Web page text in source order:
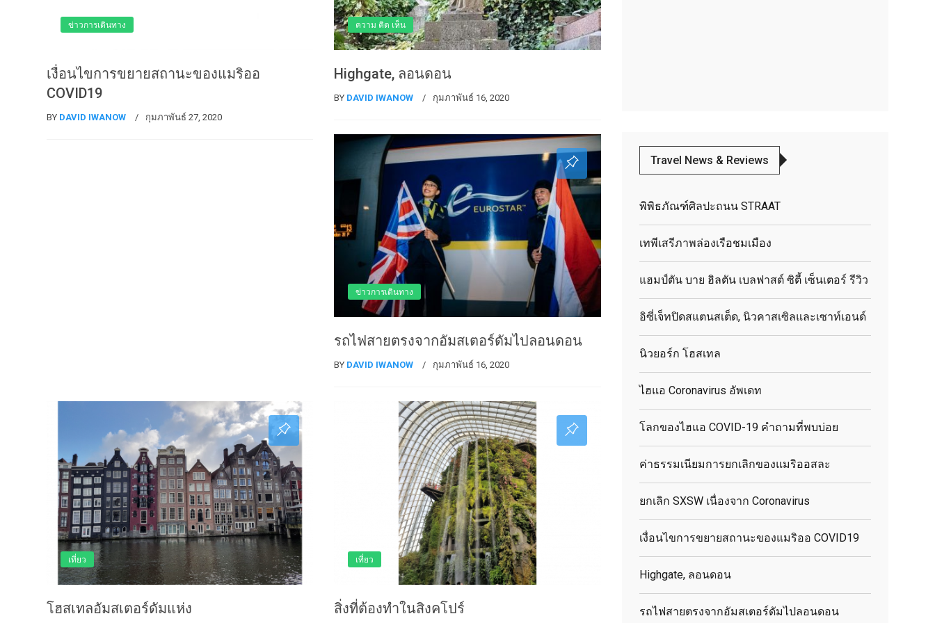
ข่าวการเดินทาง
เงื่อนไขการขยายสถานะของแมริออ
COVID19
BY DAVID IWANOW กุมภาพันธ์ 27, 2020
ความ คิด เห็น
Highgate, ลอนดอน
BY DAVID IWANOW กุมภาพันธ์ 16, 2020
ข่าวการเดินทาง
รถไฟสายตรงจากอัมสเตอร์ดัมไปลอนดอน
BY DAVID IWANOW กุมภาพันธ์ 16, 2020
เที่ยว
โฮสเทลอัมสเตอร์ดัมแห่ง
เที่ยว
สิ่งที่ต้องทำในสิงคโปร์
Travel News & Reviews
พิพิธภัณฑ์ศิลปะถนน STRAAT
เทพีเสรีภาพล่องเรือชมเมือง
แฮมป์ตัน บาย ฮิลตัน เบลฟาสต์ ซิตี้ เซ็นเตอร์ รีวิว
อิซี่เจ็ทปิดสแตนสเต็ด, นิวคาสเซิลและเซาท์เอนด์
นิวยอร์ก โฮสเทล
ไฮแอ Coronavirus อัพเดท
โลกของไฮแอ COVID-19 คำถามที่พบบ่อย
ค่าธรรมเนียมการยกเลิกของแมริออสละ
ยกเลิก SXSW เนื่องจาก Coronavirus
เงื่อนไขการขยายสถานะของแมริออ COVID19
Highgate, ลอนดอน
รถไฟสายตรงจากอัมสเตอร์ดัมไปลอนดอน